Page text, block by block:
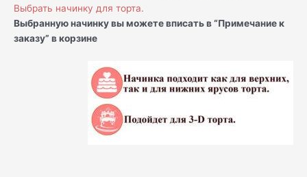
Выбрать начинку для торта.
Выбранную начинку вы можете вписать в “Примечание к
заказу” в корзине